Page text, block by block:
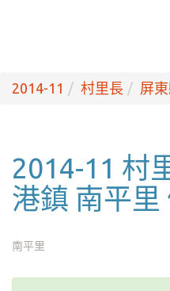
2014-11 村里長 屏
2014-11 村
港鎮 南平里
南平里